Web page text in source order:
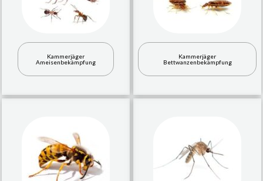
Kammerjäger
Ameisenbekämpfung
Kammerjäger
Bettwanzenbekämpfung